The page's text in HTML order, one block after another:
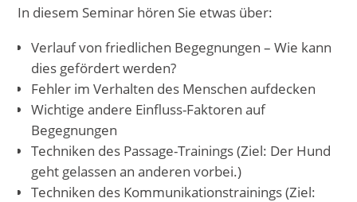
In diesem Seminar hören Sie etwas über:
Verlauf von friedlichen Begegnungen – Wie kann
dies gefördert werden?
Fehler im Verhalten des Menschen aufdecken
Wichtige andere Einfluss-Faktoren auf
Begegnungen
Techniken des Passage-Trainings (Ziel: Der Hund
geht gelassen an anderen vorbei.)
Techniken des Kommunikationstrainings (Ziel: